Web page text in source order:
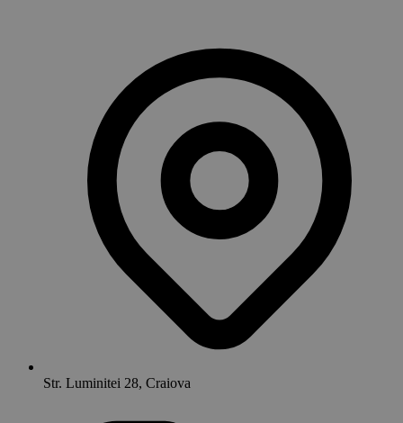
Str. Luminitei 28, Craiova